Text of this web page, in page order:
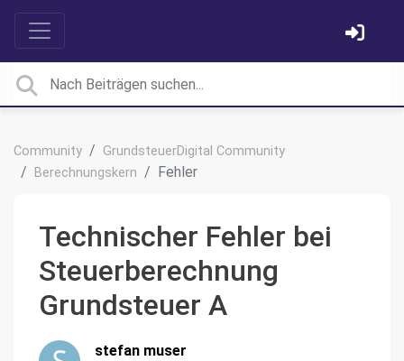
Community
GrundsteuerDigital Community
Berechnungskern
Fehler
Technischer Fehler bei
Steuerberechnung
Grundsteuer A
stefan muser